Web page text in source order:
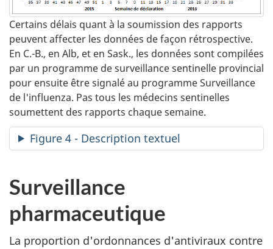
Certains délais quant à la soumission des rapports
peuvent affecter les données de façon rétrospective.
En C.-B., en Alb, et en Sask., les données sont compilées
par un programme de surveillance sentinelle provincial
pour ensuite être signalé au programme Surveillance
de l'influenza. Pas tous les médecins sentinelles
soumettent des rapports chaque semaine.
Figure 4 - Description textuel
Surveillance
pharmaceutique
La proportion d'ordonnances d'antiviraux contre